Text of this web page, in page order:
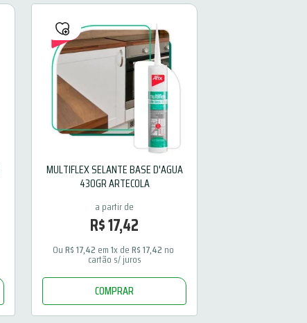
MULTIFLEX SELANTE BASE D'AGUA
430GR ARTECOLA
R$17,42
Ou R$17,42 em 1x de R$17,42 no
cartão s/ juros
COMPRAR